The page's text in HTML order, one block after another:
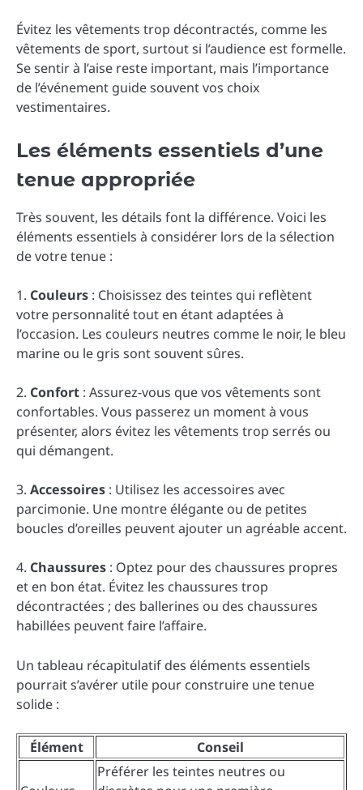
Évitez les vêtements trop décontractés, comme les
vêtements de sport, surtout si l’audience est formelle.
Se sentir à l’aise reste important, mais l’importance
de l’événement guide souvent vos choix
vestimentaires.
Les éléments essentiels d’une
tenue appropriée
Très souvent, les détails font la différence. Voici les
éléments essentiels à considérer lors de la sélection
de votre tenue :
1. Couleurs : Choisissez des teintes qui reflètent
votre personnalité tout en étant adaptées à
l’occasion. Les couleurs neutres comme le noir, le bleu
marine ou le gris sont souvent sûres.
2. Confort : Assurez-vous que vos vêtements sont
confortables. Vous passerez un moment à vous
présenter, alors évitez les vêtements trop serrés ou
qui démangent.
3. Accessoires : Utilisez les accessoires avec
parcimonie. Une montre élégante ou de petites
boucles d’oreilles peuvent ajouter un agréable accent.
4. Chaussures : Optez pour des chaussures propres
et en bon état. Évitez les chaussures trop
décontractées ; des ballerines ou des chaussures
habillées peuvent faire l’affaire.
Un tableau récapitulatif des éléments essentiels
pourrait s’avérer utile pour construire une tenue
solide :
Élément Conseil
Préférer les teintes neutres ou